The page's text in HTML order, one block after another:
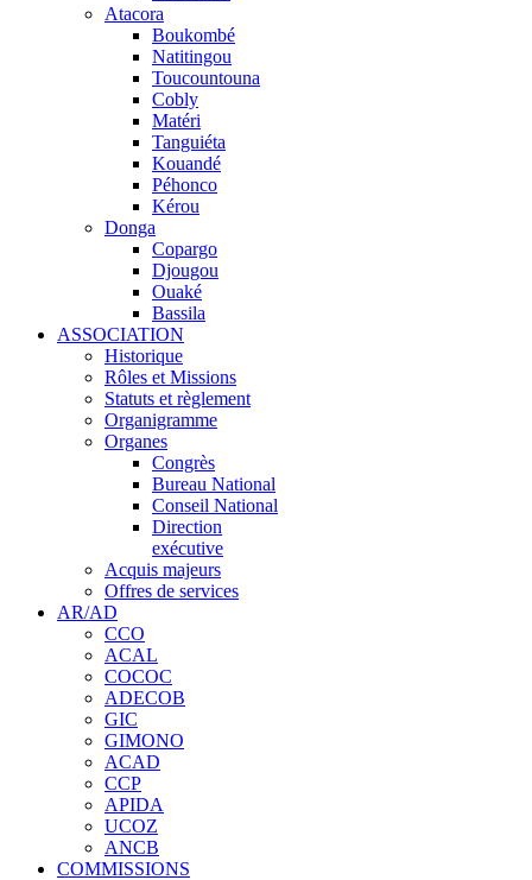
Atacora
Boukombé
Natitingou
Toucountouna
Cobly
Matéri
Tanguiéta
Kouandé
Péhonco
Kérou
Donga
Copargo
Djougou
Ouaké
Bassila
ASSOCIATION
Historique
Rôles et Missions
Statuts et règlement
Organigramme
Organes
Congrès
Bureau National
Conseil National
Direction
exécutive
Acquis majeurs
Offres de services
AR/AD
CCO
ACAL
COCOC
ADECOB
GIC
GIMONO
ACAD
CCP
APIDA
UCOZ
ANCB
COMMISSIONS